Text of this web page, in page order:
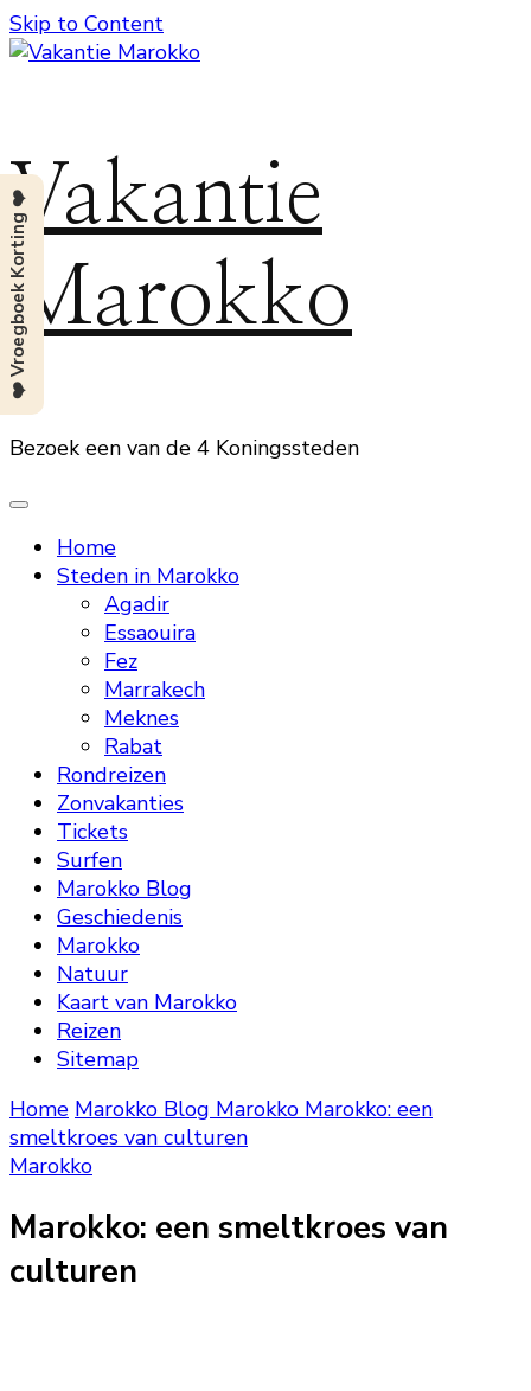
Skip to Content
Vakantie
Marokko
Bezoek een van de 4 Koningssteden
Home
Steden in Marokko
Agadir
Essaouira
Fez
Marrakech
Meknes
Rabat
Rondreizen
Zonvakanties
Tickets
Surfen
Marokko Blog
Geschiedenis
Marokko
Natuur
Kaart van Marokko
Reizen
Sitemap
Home Marokko Blog Marokko Marokko: een
smeltkroes van culturen
Marokko
Marokko: een smeltkroes van
culturen
❤️ Vroegboek Korting ❤️